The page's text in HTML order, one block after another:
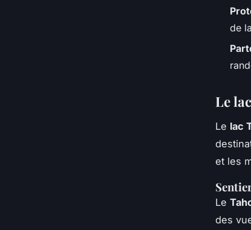
de
Le
Le lac
et les
Le
des